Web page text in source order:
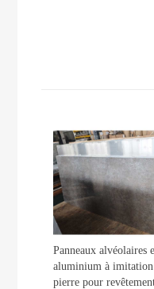
Panneaux alvéolaires
aluminium à imitation
pierre pour